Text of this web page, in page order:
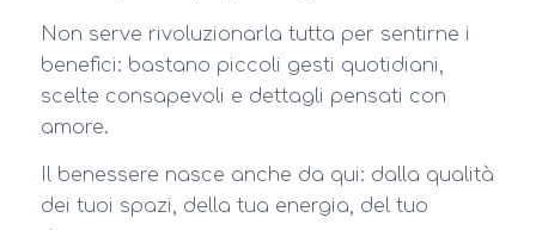
Non serve rivoluzionarla tutta per sentirne i
benefici: bastano piccoli gesti quotidiani,
scelte consapevoli e dettagli pensati con
amore.
Il benessere nasce anche da qui: dalla qualità
dei tuoi spazi, della tua energia, del tuo